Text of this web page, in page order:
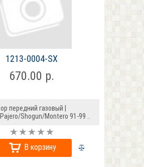
1213-0004-SX
670.00 р.
передний газовый |
Shogun/Montero 91-99 ..
В корзину